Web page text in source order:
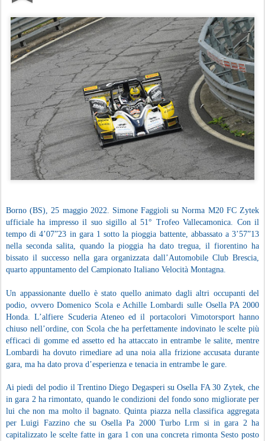
Borno (BS), 25 maggio 2022. Simone Faggioli su Norma M20 FC Zytek
ufficiale ha impresso il suo sigillo al 51° Trofeo Vallecamonica. Con il
tempo di 4’07”23 in gara 1 sotto la pioggia battente, abbassato a 3’57”13
nella seconda salita, quando la pioggia ha dato tregua, il fiorentino ha
bissato il successo nella gara organizzata dall’Automobile Club Brescia,
quarto appuntamento del Campionato Italiano Velocità Montagna.
Un appassionante duello è stato quello animato dagli altri occupanti del
podio, ovvero Domenico Scola e Achille Lombardi sulle Osella PA 2000
Honda. L’alfiere Scuderia Ateneo ed il portacolori Vimotorsport hanno
chiuso nell’ordine, con Scola che ha perfettamente indovinato le scelte più
efficaci di gomme ed assetto ed ha attaccato in entrambe le salite, mentre
Lombardi ha dovuto rimediare ad una noia alla frizione accusata durante
gara, ma ha dato prova d’esperienza e tenacia in entrambe le gare.
Ai piedi del podio il Trentino Diego Degasperi su Osella FA 30 Zytek, che
in gara 2 ha rimontato, quando le condizioni del fondo sono migliorate per
lui che non ma molto il bagnato. Quinta piazza nella classifica aggregata
per Luigi Fazzino che su Osella Pa 2000 Turbo Lrm si in gara 2 ha
capitalizzato le scelte fatte in gara 1 con una concreta rimonta Sesto posto